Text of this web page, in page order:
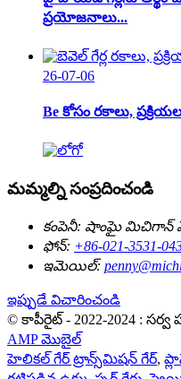
ప్రయోజనాలు...
26-07-06
Be కోసం రకాలు,
మమ్మల్ని సంప్రదించండి
కంపెనీ: షాంఘై మిచిగాన్
ఫోన్: +86-021-3531-
ఇమెయిల్:
ఇప్పుడే విచారించండి
© కాపీరైట్ - 2022-2024 : సర్వ
AMP మొబైల్
హెలికల్ గేర్ ట్రాన్స్‌మిషన్ గేర్,